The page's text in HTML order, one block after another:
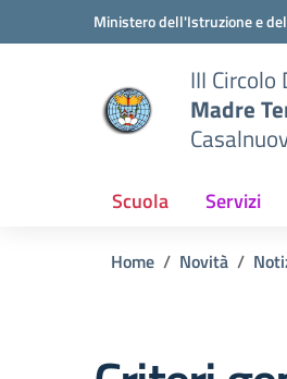
Vai ai contenuti
Vai al menu di navigazione
Ministero dell'Istruzione e
III
Madre
Scuola Servizi
Home Novità